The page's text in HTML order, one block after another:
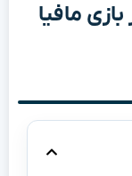
مافیا